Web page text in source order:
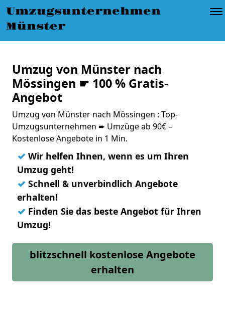
Umzugsunternehmen
Münster
Umzug von Münster nach
Mössingen ☛ 100 % Gratis-
Angebot
Umzug von Münster nach Mössingen : Top-
Umzugsunternehmen ➨ Umzüge ab 90€ –
Kostenlose Angebote in 1 Min.
✓ Wir helfen Ihnen, wenn es um Ihren
Umzug geht!
✓ Schnell & unverbindlich Angebote
erhalten!
✓ Finden Sie das beste Angebot für Ihren
Umzug!
blitzschnell kostenlose Angebote
erhalten